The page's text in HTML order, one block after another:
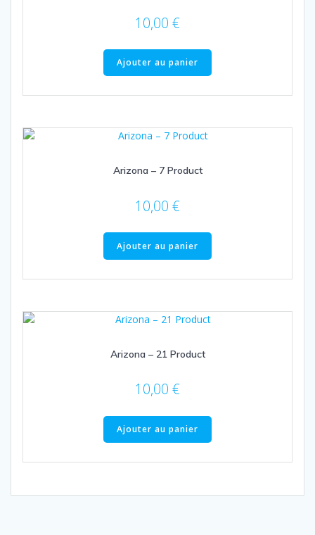
10,00 €
Ajouter au panier
Arizona – 7 Product
10,00 €
Ajouter au panier
Arizona – 21 Product
10,00 €
Ajouter au panier